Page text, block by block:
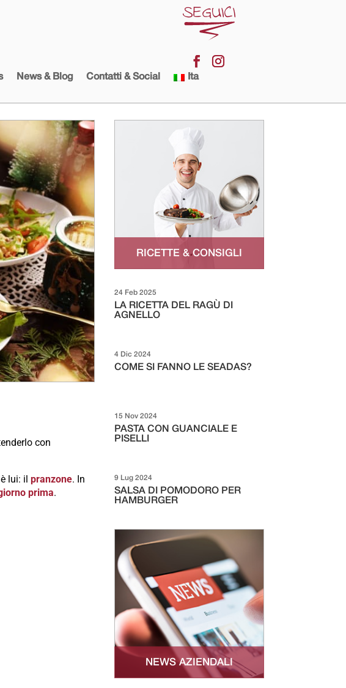
News & Blog Contatti & Social Ita
con
è lui: ilpranzone. In
prima.
RICETTE & CONSIGLI
LA RICETTA DEL RAGÙ DI
AGNELLO
24 Feb 2025
COME SI FANNO LE SEADAS?
4 Dic 2024
PASTA CON GUANCIALE E
PISELLI
15 Nov 2024
SALSA DI POMODORO PER
HAMBURGER
9 Lug 2024
NEWS AZIENDALI